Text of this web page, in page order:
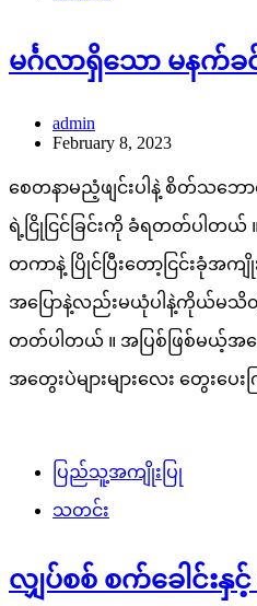
မင်္ဂလာရှိသော မနက်ခ
admin
February 8, 2023
စေတနာမညံ့ဖျင်းပါနဲ့ စိတ်သဘေ
ရဲ့ငြိုငြင်ခြင်းကို ခံရတတ်ပါတယ်
တကာနဲ့ ပြိုင်ပြီးတော့ငြင်းခုံအက
အပြောနဲ့လည်းမယုံပါနဲ့ကိုယ်မသိတဲ့
တတ်ပါတယ် ။ အပြစ်ဖြစ်မယ့်အတွ
အတွေးပဲများများလေး တွေးပေး
ပြည်သူ့အကျိုးပြု
သတင်း
လျှပ်စစ် စက်ခေါင်းနှင့်